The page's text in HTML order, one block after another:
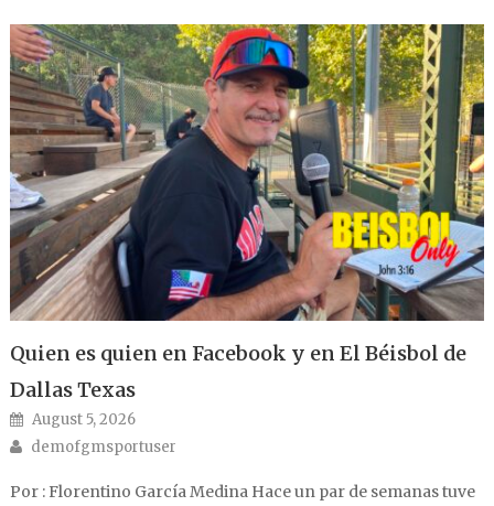
Quien es quien en Facebook y en El Béisbol de
Dallas Texas
Posted on
August 5, 2026
Author
demofgmsportuser
Por : Florentino García Medina Hace un par de semanas tuve